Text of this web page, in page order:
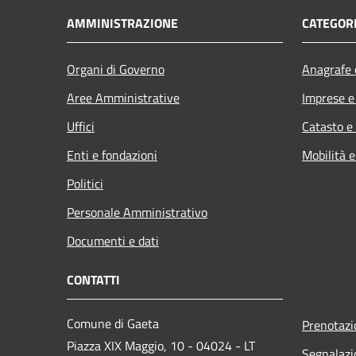
AMMINISTRAZIONE
Organi di Governo
Aree Amministrative
Uffici
Enti e fondazioni
Politici
Personale Amministrativo
Documenti e dati
Imprese
Catasto
Mobilità
CONTATTI
Comune di Gaeta
Piazza XIX Maggio, 10 - 04024 - LT